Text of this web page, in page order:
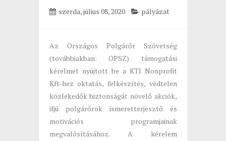
szerda, július 08, 2020 pályázat
Az Országos Polgárőr Szövetség
(továbbiakban: OPSZ) támogatási
kérelmet nyújtott be a KTI Nonprofit
Kft-hez oktatás, felkészítés, védtelen
közlekedők biztonságát növelő akciók,
ifjú polgárőrök ismeretterjesztő és
motivációs programjainak
megvalósításához. A kérelem